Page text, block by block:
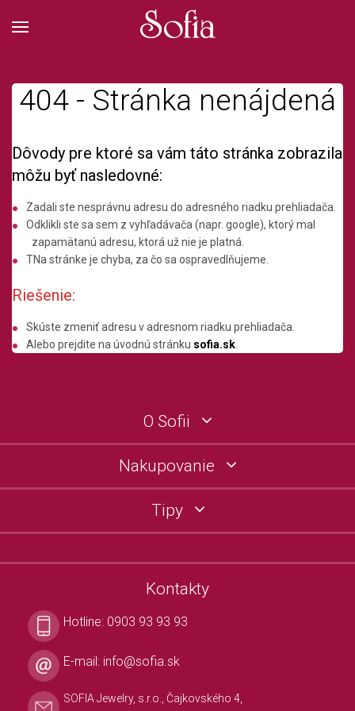
404 - Stránka nenájdená
Dôvody pre ktoré sa vám táto stránka zobrazila
môžu byť nasledovné:
Zadali ste nesprávnu adresu do adresného riadku prehliadača.
Odklikli ste sa sem z vyhľadávača (napr. google), ktorý mal
zapamätanú adresu, ktorá už nie je platná.
TNa stránke je chyba, za čo sa ospravedlňujeme.
Riešenie:
Skúste zmeniť adresu v adresnom riadku prehliadača.
Alebo prejdite na úvodnú stránku sofia.sk
O Sofii
Nakupovanie
Tipy
Kontakty
Hotline: 0903 93 93 93
E-mail: info@sofia.sk
SOFIA Jewelry, s.r.o., Čajkovského 4,